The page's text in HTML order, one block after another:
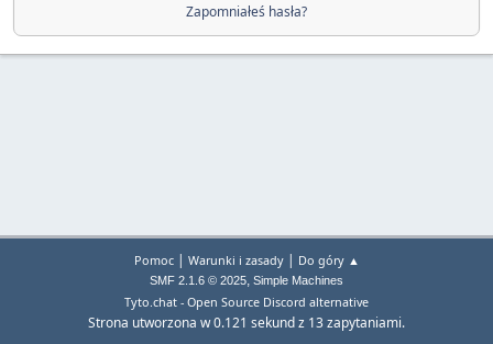
Zapomniałeś hasła?
Pomoc| Warunki i zasady| Do góry ▲
SMF 2.1.6 © 2025, Simple Machines
Tyto.chat - Open Source Discord alternative
Strona utworzona w 0.121 sekund z 13 zapytaniami.